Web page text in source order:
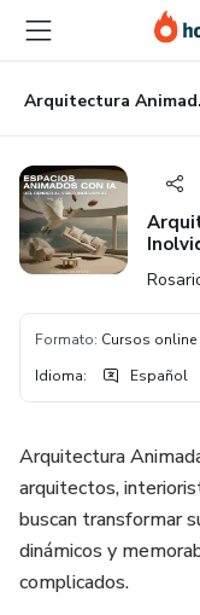
principal
página
de
página
Formato: Cursos online
Idioma: Español
Arquitectura
arquitectos,
buscan transformar
dinámicos y
complicados.